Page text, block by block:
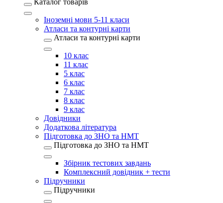
Каталог товарів
Іноземні мови 5-11 класи
Атласи та контурні карти
Атласи та контурні карти
10 клас
11 клас
5 клас
6 клас
7 клас
8 клас
9 клас
Довідники
Додаткова література
Підготовка до ЗНО та НМТ
Підготовка до ЗНО та НМТ
Збірник тестових завдань
Комплексний довідник + тести
Підручники
Підручники